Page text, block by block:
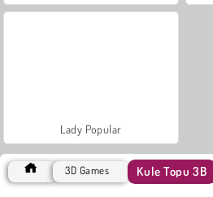
Lady Popular
3D Games Kule Topu 3B